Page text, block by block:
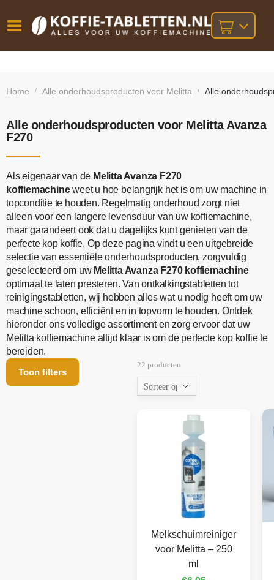
besteld,
bij orders
Home / Alle onderhoudsproducten voor Melitta / Alle
Alle onderhoudsproducten voor Melitta Avanza
F270
Als eigenaar van de Melitta Avanza F270
koffiemachineweet u hoe belangrijk het is om uw machine in
topconditie te houden. Regelmatig onderhoud zorgt niet
alleen voor een langere levensduur van uw koffiemachine,
maar garandeert ook dat u dagelijks kunt genieten van de
perfecte kop koffie. Op deze pagina vindt u een uitgebreide
selectie van essentiële onderhoudsproducten, zorgvuldig
geselecteerd om uw Melitta Avanza F270 koffiemachine
optimaal te laten presteren. Van ontkalkingstabletten tot
reinigingstabletten, wij hebben alles wat u nodig heeft om uw
machine schoon, efficiënt en in topvorm te houden. Ontdek
hieronder ons volledige assortiment en zorg ervoor dat uw
Melitta koffiemachine altijd klaar is om de perfecte kop koffie te
bereiden.
Toon filters
22 producten
Melkschuimreiniger
voor Melitta – 250
ml